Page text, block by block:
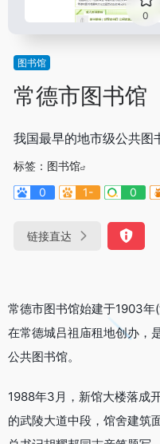
0
图书馆
常德市图书馆
我国最早的地市级公共图
标签： 图书馆
0
1- 0
链接直达
常德市图书馆始建于1903
在常德城吕祖庙租地创办，
公共图书馆。
1988年3月，新馆大楼落成
的武陵大道中段，馆舍建筑